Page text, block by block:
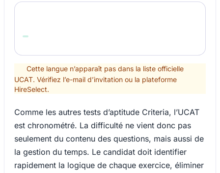
Cette langue n’apparaît pas dans la liste officielle
UCAT. Vérifiez l’e-mail d’invitation ou la plateforme
HireSelect.
Comme les autres tests d’aptitude Criteria, l’UCAT
est chronométré. La difficulté ne vient donc pas
seulement du contenu des questions, mais aussi de
la gestion du temps. Le candidat doit identifier
rapidement la logique de chaque exercice, éliminer